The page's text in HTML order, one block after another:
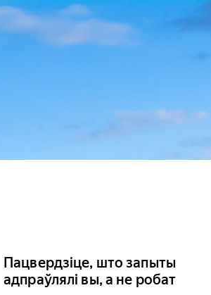
Пацвердзіце, што запыты
адпраўлялі вы, а не робат